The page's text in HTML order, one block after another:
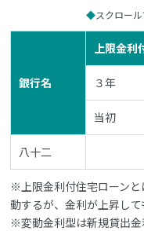
スクロー
銀行名
上限金利
３年
当初
八十二
※上限金利付住宅ローン
動するが、金利が上昇し
※変動金利型は新規貸出金